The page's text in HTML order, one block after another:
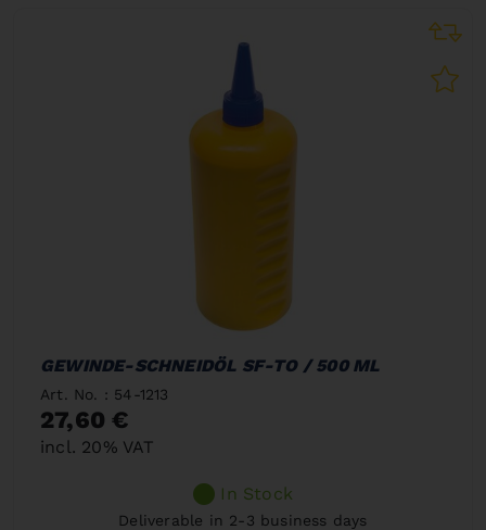
GEWINDE-SCHNEIDÖL SF-TO / 500 ML
Art. No. : 54-1213
27,60 €
incl. 20% VAT
In Stock
Deliverable in 2-3 business days